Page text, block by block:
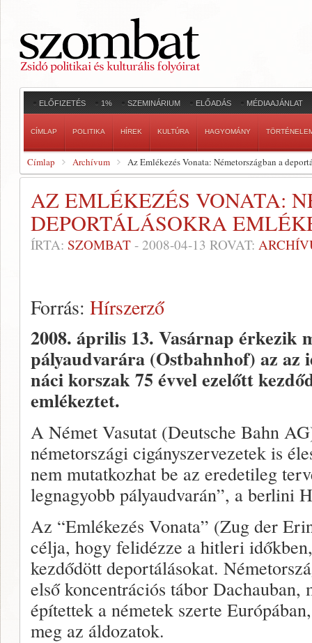
ELŐFIZETÉS 1% SZEMINÁRIUM ELŐADÁS MÉDIAAJÁNLAT
CÍMLAP POLITIKA HÍREK KULTÚRA HAGYOMÁNY
Címlap Archívum Az Emlékezés Vonata: Németországban a
AZ EMLÉKEZÉS VONATA:
DEPORTÁLÁSOKRA
ÍRTA: SZOMBAT - 2008-04-13 ROVAT:
Forrás: Hírszerző
2008. április 13. Vasárnap érkezik
pályaudvarára (Ostbahnhof) az az
náci korszak 75 évvel ezelőtt
emlékeztet.
A Német Vasutat (Deutsche Bahn
németországi cigányszervezetek is
nem mutatkozhat be az eredetileg
legnagyobb pályaudvarán”, a berlini
Az “Emlékezés Vonata” (Zug der
célja, hogy felidézze a hitleri
kezdődött deportálásokat.
első koncentrációs tábor
építettek a németek szerte
meg az áldozatok.